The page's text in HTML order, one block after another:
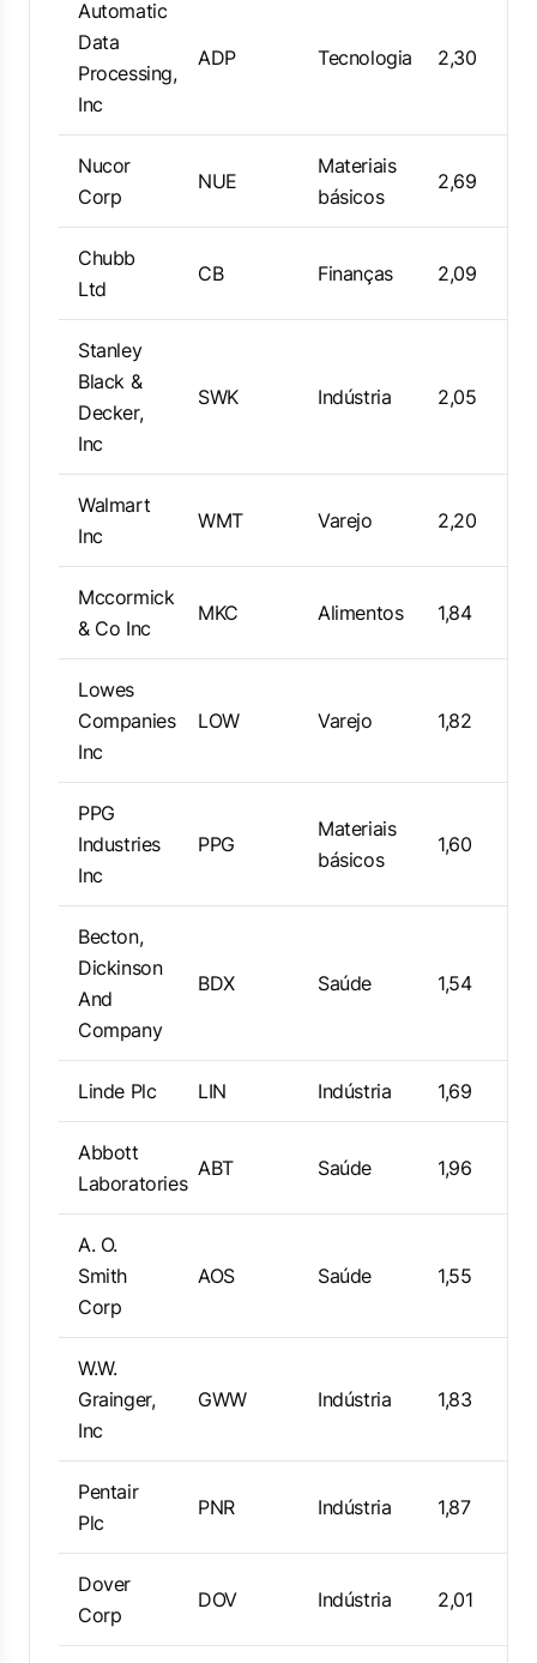
Automatic
Data
Processing,
Inc
ADP Tecnologia 2,30
Nucor
Corp
NUE
Materiais
básicos
2,69
Chubb
Ltd
CB Finanças 2,09
Stanley
Black &
Decker,
Inc
SWK Indústria 2,05
Walmart
Inc
WMT Varejo 2,20
Mccormick
& Co Inc
MKC Alimentos 1,84
Lowes
Companies
Inc
LOW Varejo 1,82
PPG
Industries
Inc
PPG
Materiais
básicos
1,60
Becton,
Dickinson
And
Company
BDX Saúde 1,54
Linde Plc LIN Indústria 1,69
Abbott
Laboratories
ABT Saúde 1,96
A. O.
Smith
Corp
AOS Saúde 1,55
W.W.
Grainger,
Inc
GWW Indústria 1,83
Pentair
Plc
PNR Indústria 1,87
Dover
Corp
DOV Indústria 2,01